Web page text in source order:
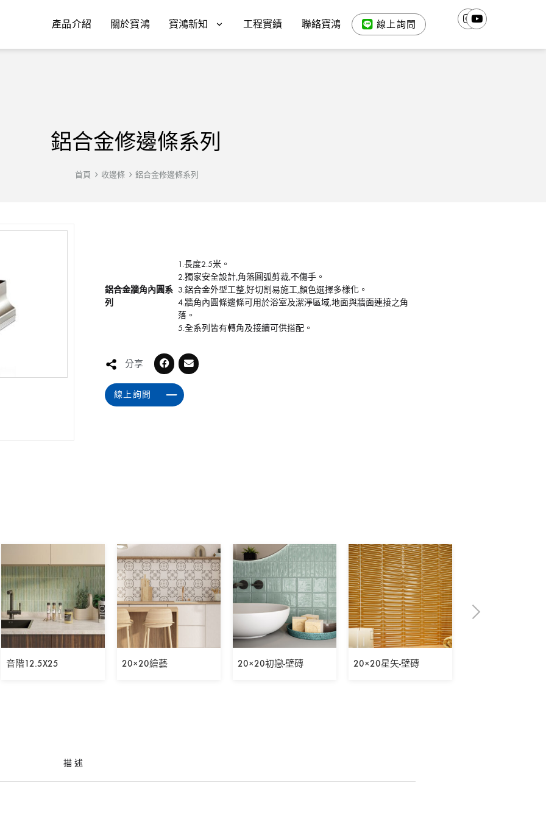
產品介紹 關於寶鴻 寶鴻新知 工程實績 聯絡寶鴻 線上詢問
鋁合金修邊條系列
首頁 收邊條 鋁合金修邊條系列
鋁合金牆角內圓系
列
1.長度2.5米。
2.獨家安全設計,角落圓弧剪裁,不傷手。
3.鋁合金外型工整,好切割易施工,顏色選擇多樣化。
4.牆角內圓條邊條可用於浴室及潔淨區域,地面與牆面連接之角
落。
5.全系列皆有轉角及接續可供搭配。
分享
線上詢問
音階12.5X25 20×20繪藝 20×20初戀-壁磚 20×20星矢-壁磚
描述